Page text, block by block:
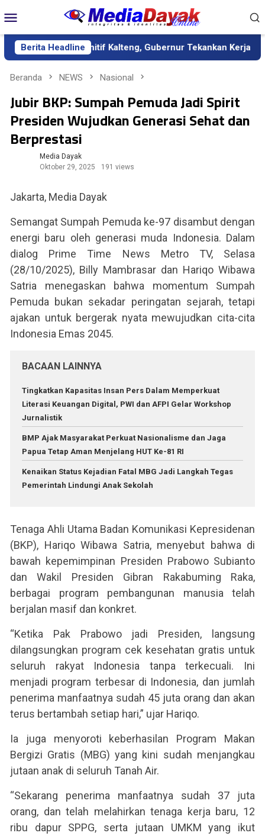
ke
kontenMobile
Berita Headline
Definitif Kalteng, Gubernur Tekankan Kerja Keras dan
Beranda NEWS Nasional
Jubir BKP: Sumpah Pemuda Jadi Spirit
Presiden Wujudkan Generasi Sehat dan
Berprestasi
Media Dayak
Oktober 29, 2025
191 views
Jakarta, Media Dayak
Semangat Sumpah Pemuda ke-97 disambut dengan
energi baru oleh generasi muda Indonesia. Dalam
dialog Prime Time News Metro TV, Selasa
(28/10/2025), Billy Mambrasar dan Hariqo Wibawa
Satria menegaskan bahwa momentum Sumpah
Pemuda bukan sekadar peringatan sejarah, tetapi
ajakan untuk bergerak nyata mewujudkan cita-cita
Indonesia Emas 2045.
BACAAN LAINNYA
Tingkatkan Kapasitas Insan Pers Dalam Memperkuat
Literasi Keuangan Digital, PWI dan AFPI Gelar Workshop
Jurnalistik
BMP Ajak Masyarakat Perkuat Nasionalisme dan Jaga
Papua Tetap Aman Menjelang HUT Ke-81 RI
Kenaikan Status Kejadian Fatal MBG Jadi Langkah Tegas
Pemerintah Lindungi Anak Sekolah
Tenaga Ahli Utama Badan Komunikasi Kepresidenan
(BKP), Hariqo Wibawa Satria, menyebut bahwa di
bawah kepemimpinan Presiden Prabowo Subianto
dan Wakil Presiden Gibran Rakabuming Raka,
berbagai program pembangunan manusia telah
berjalan masif dan konkret.
“Ketika Pak Prabowo jadi Presiden, langsung
dilangsungkan program cek kesehatan gratis untuk
seluruh rakyat Indonesia tanpa terkecuali. Ini
menjadi program terbesar di Indonesia, dan jumlah
penerima manfaatnya sudah 45 juta orang dan akan
terus bertambah setiap hari,” ujar Hariqo.
Ia juga menyoroti keberhasilan Program Makan
Bergizi Gratis (MBG) yang kini sudah menjangkau
jutaan anak di seluruh Tanah Air.
“Sekarang penerima manfaatnya sudah 37 juta
orang, dan telah melahirkan tenaga kerja baru, 12
ribu dapur SPPG, serta jutaan UMKM yang ikut